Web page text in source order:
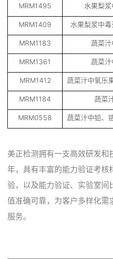
MRM1495 水果梨
MRM1409 水果梨浆中
MRM1183 蔬菜
MRM1361 蔬菜
MRM1412 蔬菜汁中氧乐
MRM1184 蔬菜
MRM0558 蔬菜汁中铅、
美正检测拥有一支高效研发
年，具有丰富的能力验证考
验，以及能力验证、实验室间
值准确可靠，为客户多样化需
服务。